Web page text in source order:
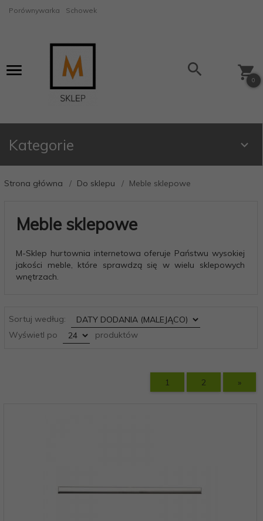
Porównywarka Schowek
0
Kategorie
Strona główna Do sklepu Meble sklepowe
Meble sklepowe
M-Sklep hurtownia internetowa oferuje Państwu wysokiej
jakości meble, które sprawdzą się w wielu sklepowych
wnętrzach.
Sortuj według:
sort
Wyświetl po
pop produktów
1 2 »